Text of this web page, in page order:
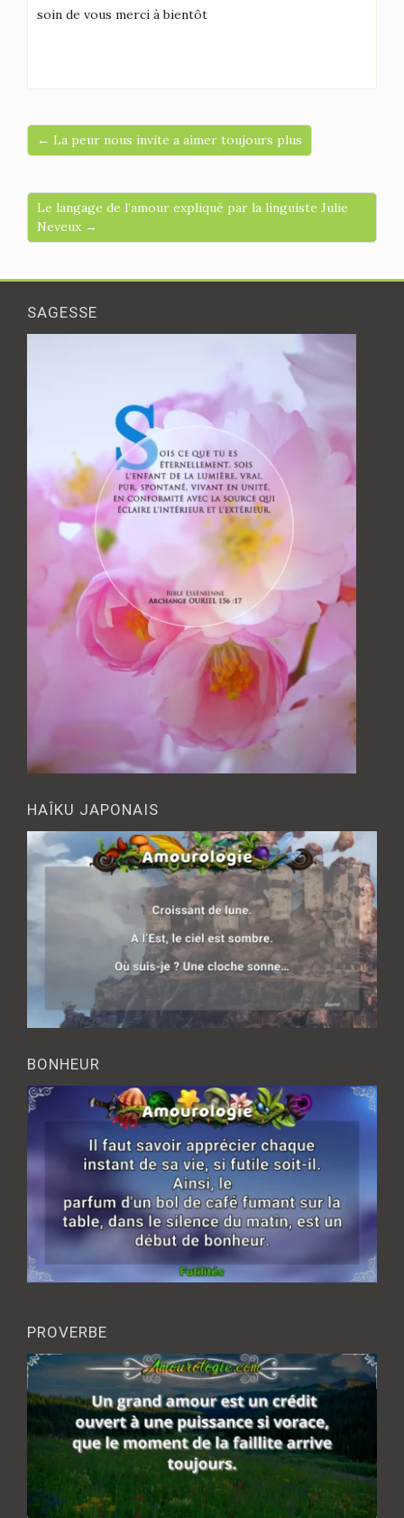
soin de vous merci à bientôt
← La peur nous invite a aimer toujours plus
Le langage de l’amour expliqué par la linguiste Julie
Neveux →
SAGESSE
HAÎKU JAPONAIS
BONHEUR
PROVERBE